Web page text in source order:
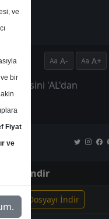
A- A+
'AL'dan
İndir
İlgili Dosyayı İndir
ve
bir
Fiyat
ve
ediyorum.